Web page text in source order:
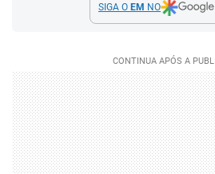
SIGA O EM NO